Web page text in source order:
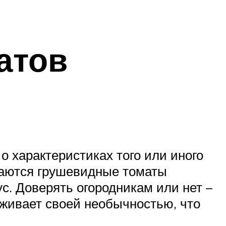
того или иного
грушевидные томаты
Доверять огородникам или нет –
своей необычностью, что